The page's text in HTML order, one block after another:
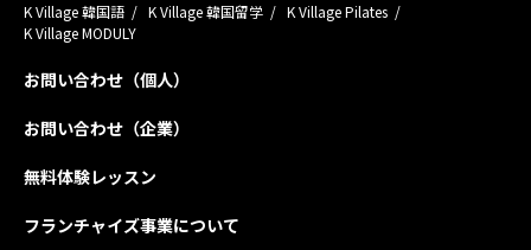
K Village 韓国語 K Village 韓国留学
K Village Pilates
K Village MODULY
お問い合わせ（個人）
お問い合わせ（企業）
無料体験レッスン
フランチャイズ事業について